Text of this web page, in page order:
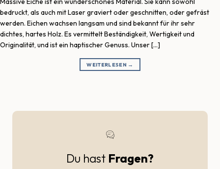
bedruckt, als auch mit Laser graviert oder geschnitten, oder gefräst
werden. Eichen wachsen langsam und sind bekannt für ihr sehr
dichtes, hartes Holz. Es vermittelt Beständigkeit, Wertigkeit und
Originalität, und ist ein haptischer Genuss. Unser […]
WEITERLESEN →
Du hast Fragen?